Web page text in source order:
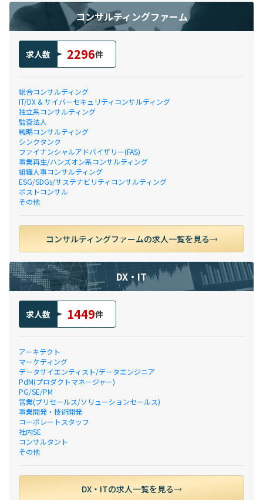
コンサルティングファーム
求人数 2296件
総合コンサルティング
IT/DX & サイバーセキュリティコンサルティング
独立系コンサルティング
監査法人
戦略コンサルティング
シンクタンク
ファイナンシャルアドバイザリー(FAS)
事業再生/ハンズオン系コンサルティング
組織人事コンサルティング
ESG/SDGs/サステナビリティコンサルティング
ポストコンサル
その他
コンサルティングファームの求人一覧を見る
DX・IT
求人数 1449件
アーキテクト
マーケティング
データサイエンティスト/データエンジニア
PdM(プロダクトマネージャー)
PG/SE/PM
営業(プリセールス/ソリューションセールス)
事業開発・技術開発
コーポレートスタッフ
社内SE
コンサルタント
その他
DX・ITの求人一覧を見る